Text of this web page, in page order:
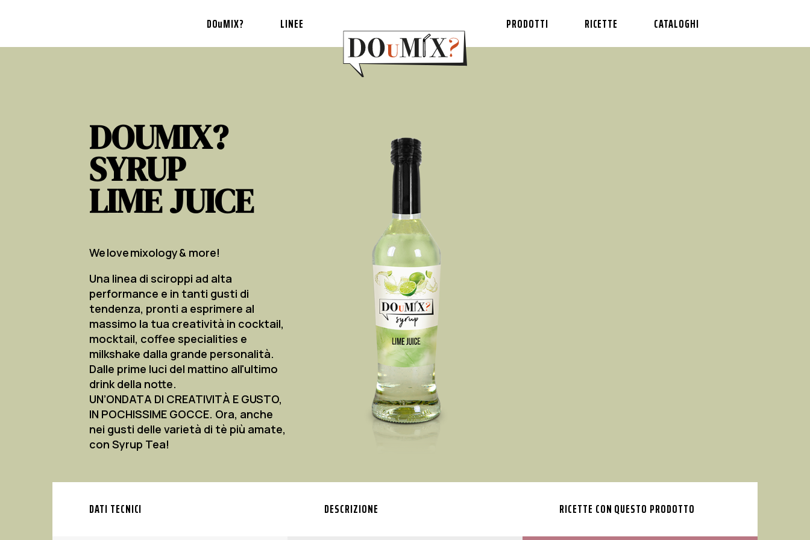
DOuMIX? LINEE PRODOTTI RICETTE CATALOGHI
DOUMIX?
SYRUP
LIME JUICE
We love mixology & more!
Una linea di sciroppi ad alta
performance e in tanti gusti di
tendenza, pronti a esprimere al
massimo la tua creatività in cocktail,
mocktail, coffee specialities e
milkshake dalla grande personalità.
Dalle prime luci del mattino all'ultimo
drink della notte.
UN’ONDATA DI CREATIVITÀ E GUSTO,
IN POCHISSIME GOCCE. Ora, anche
nei gusti delle varietà di tè più amate,
con Syrup Tea!
DATI TECNICI DESCRIZIONE RICETTE CON QUESTO PRODOTTO